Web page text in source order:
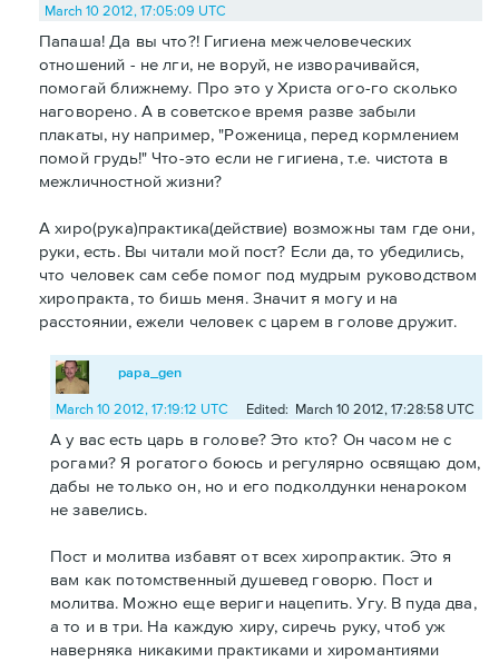
March 10 2012, 17:05:09 UTC
Папаша! Да вы что?! Гигиена межчеловеческих
отношений - не лги, не воруй, не изворачивайся,
помогай ближнему. Про это у Христа ого-го сколько
наговорено. А в советское время разве забыли
плакаты, ну например, "Роженица, перед кормлением
помой грудь!" Что-это если не гигиена, т.е. чистота в
межличностной жизни?
А хиро(рука)практика(действие) возможны там где они,
руки, есть. Вы читали мой пост? Если да, то убедились,
что человек сам себе помог под мудрым руководством
хиропракта, то бишь меня. Значит я могу и на
расстоянии, ежели человек с царем в голове дружит.
papa_gen
March 10 2012, 17:19:12 UTC Edited: March 10 2012, 17:28:58 UTC
А у вас есть царь в голове? Это кто? Он часом не с
рогами? Я рогатого боюсь и регулярно освящаю дом,
дабы не только он, но и его подколдунки ненароком
не завелись.
Пост и молитва избавят от всех хиропрактик. Это я
вам как потомственный душевед говорю. Пост и
молитва. Можно еще вериги нацепить. Угу. В пуда два,
а то и в три. На каждую хиру, сиречь руку, чтоб уж
наверняка никакими практиками и хиромантиями